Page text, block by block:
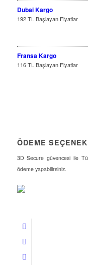
Dubai Kargo
192 TL Başlayan Fiyatlar
Fransa Kargo
116 TL Başlayan Fiyatlar
ÖDEME
3D Secure güvencesi ile
ödeme yapabilirsiniz.